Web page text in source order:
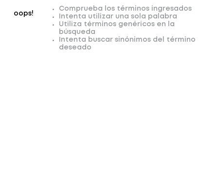
oops!
Comprueba los términos ingresados
Intenta utilizar una sola palabra
Utiliza términos genéricos en la
búsqueda
Intenta buscar sinónimos del término
deseado